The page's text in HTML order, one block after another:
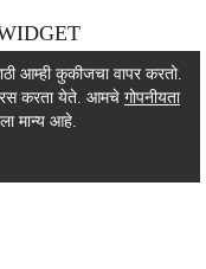
आम्ही कुकीजचा वापर करतो.
करता येते. आमचे गोपनीयता
मान्य आहे.